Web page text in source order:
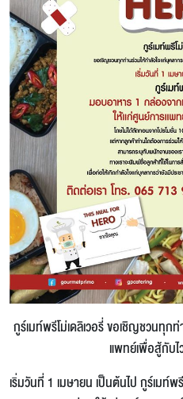
กูร์เมท์พรีโม่เดลิเวอรี่ ขอเชิญชวนทุก
แพทย์เพื่อสู้กับ
เริ่มวันที่ 1 เมษายน เป็นต้นไป กูร์เมท์